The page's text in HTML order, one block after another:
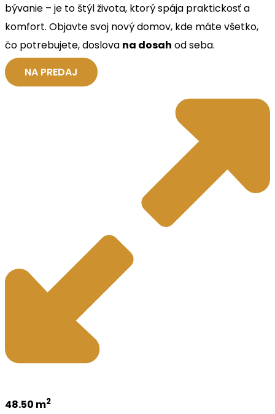
bývanie – je to štýl života, ktorý spája praktickosť a
komfort. Objavte svoj nový domov, kde máte všetko,
čo potrebujete, doslova na dosah od seba.
NA PREDAJ
48.50 m2